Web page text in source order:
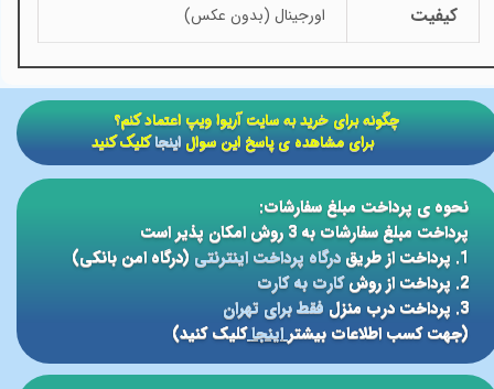
کیفیت اورجینال (بدون عکس)
نحوه ی پرداخت مبلغ سفارشات:
پرداخت مبلغ سفارشات به 3 روش امکان پذیر است
1. پرداخت از طریق
درگاه پرداخت اینترنتی(درگاه امن بانکی)
2. پرداخت از روش
کارت به کارت
3. پرداخت درب منزل
فقط برای تهران
(جهت کسب اطلاعات بیشتر اینجاکلیک کنید)
​​چگونه برای خرید به سایت آریوا ویپ اعتماد کنم؟
برای مشاهده ی پاسخ این سوالاینجاکلیک کنید